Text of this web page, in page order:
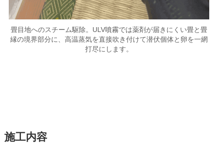
畳目地へのスチーム駆除。ULV噴霧では薬剤が届きにくい畳と畳
縁の境界部分に、高温蒸気を直接吹き付けて潜伏個体と卵を一網
打尽にします。
施工内容